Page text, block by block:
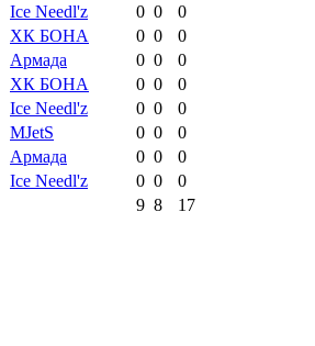
Ice Needl'z 0 0
0
ХК БОНА 0 0
0
Армада 0 0
0
ХК БОНА 0 0
0
Ice Needl'z 0 0
0
MJetS 0 0
0
Армада 0 0
0
Ice Needl'z 0 0
0
9 8 17